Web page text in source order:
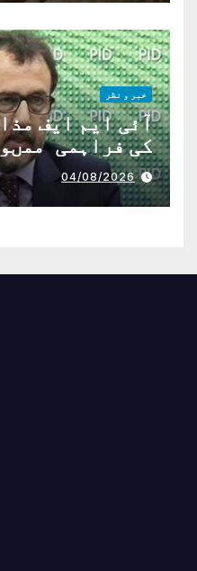
خبر و نظر
آئی ایم ایف
کی فراہمی
04/08/2026